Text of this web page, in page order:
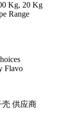
Kg, 20 Kg
Range
Flavo